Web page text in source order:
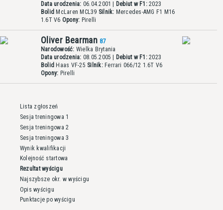
Data urodzenia: 06.04.2001 | Debiut w F1:2023
Bolid McLaren MCL39 Silnik: Mercedes-AMG F1 M16
1.6T V6 Opony: Pirelli
Oliver Bearman 87
Narodowość: Wielka Brytania
Data urodzenia: 08.05.2005 | Debiut w F1:2023
Bolid Haas VF-25 Silnik:Ferrari 066/12 1.6T V6
Opony: Pirelli
Lista zgłoszeń
Sesja treningowa 1
Sesja treningowa 2
Sesja treningowa 3
Wynik kwalifikacji
Kolejność startowa
Rezultat wyścigu
Najszybsze okr. w wyścigu
Opis wyścigu
Punktacje po wyścigu